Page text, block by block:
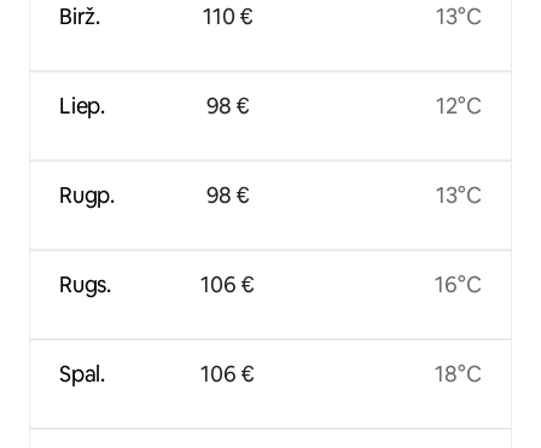
Birž.
Liep.
Rugp.
Rugs.
Spal.
110 €
98 €
98 €
106 €
106 €
13°C
12°C
13°C
16°C
18°C